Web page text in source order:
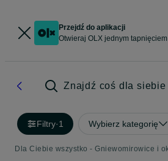
Przejdź do aplikacji
Otwieraj OLX jednym tapnięciem
Znajdź coś dla siebie
Filtry·1 Wybierz kategorię